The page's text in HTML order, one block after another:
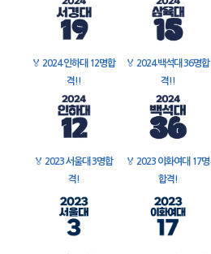
🏅 2024 인하대 12명합
격!!
🏅 2024 백석대 36명합
격!!
🏅 2023 서울대 3명합
격!
🏅 2023 이화여대 17명
합격!